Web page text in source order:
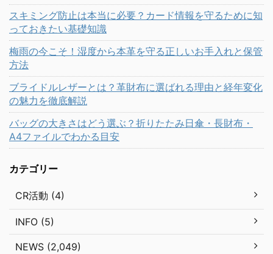
スキミング防止は本当に必要？カード情報を守るために知
っておきたい基礎知識
梅雨の今こそ！湿度から本革を守る正しいお手入れと保管
方法
ブライドルレザーとは？革財布に選ばれる理由と経年変化
の魅力を徹底解説
バッグの大きさはどう選ぶ？折りたたみ日傘・長財布・
A4ファイルでわかる目安
カテゴリー
CR活動 (4)
INFO (5)
NEWS (2,049)